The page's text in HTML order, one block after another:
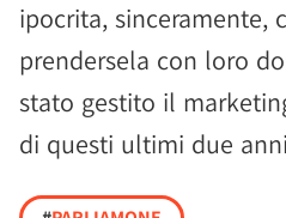
ipocrita, sinceramente,
prendersela con loro
stato gestito il
di questi ultimi due